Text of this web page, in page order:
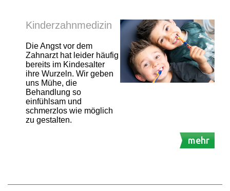
Kinderzahnmedizin
Die Angst vor dem
Zahnarzt hat leider häufig
bereits im Kindesalter
ihre Wurzeln. Wir geben
uns Mühe, die
Behandlung so
einfühlsam und
schmerzlos wie möglich
zu gestalten.
mehr